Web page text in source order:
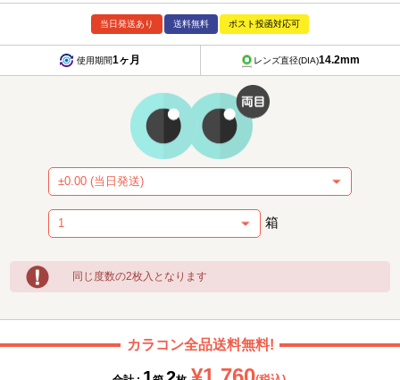
当日発送あり 送料無料 ポスト投函対応可
使用期間1ヶ月 レンズ直径(DIA)14.2mm
箱
同じ度数の2枚入となります
カラコン全品送料無料!